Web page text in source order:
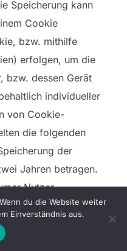
Speicherung kann
Cookie
bzw. mithilfe
erfolgen, um die
bzw. dessen Gerät
individueller
von Cookie-
die folgenden
der
Jahren betragen.
Nutzer-
dem Zeitpunkt der
der
von
du die Website weiter
Einverständnis aus.